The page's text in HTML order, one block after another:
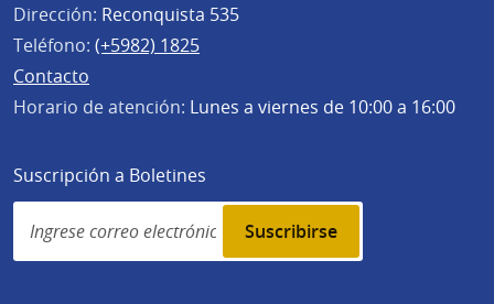
Dirección: Reconquista 535
Teléfono: (+5982) 1825
Contacto
Horario de atención: Lunes a viernes de 10:00 a 16:00
Suscripción a Boletines
Simplenews
subscription